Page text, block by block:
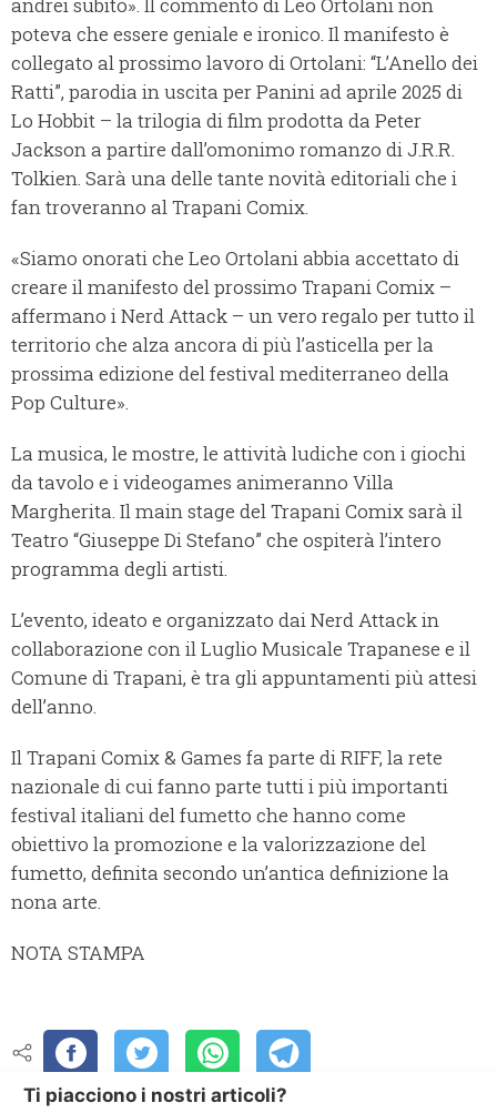
poteva che essere geniale e ironico. Il manifesto è
collegato al prossimo lavoro di Ortolani: “L’Anello dei
Ratti”, parodia in uscita per Panini ad aprile 2025 di
Lo Hobbit – la trilogia di film prodotta da Peter
Jackson a partire dall’omonimo romanzo di J.R.R.
Tolkien. Sarà una delle tante novità editoriali che i
fan troveranno al Trapani Comix.
«Siamo onorati che Leo Ortolani abbia accettato di
creare il manifesto del prossimo Trapani Comix –
affermano i Nerd Attack – un vero regalo per tutto il
territorio che alza ancora di più l’asticella per la
prossima edizione del festival mediterraneo della
Pop Culture».
La musica, le mostre, le attività ludiche con i giochi
da tavolo e i videogames animeranno Villa
Margherita. Il main stage del Trapani Comix sarà il
Teatro “Giuseppe Di Stefano” che ospiterà l’intero
programma degli artisti.
L’evento, ideato e organizzato dai Nerd Attack in
collaborazione con il Luglio Musicale Trapanese e il
Comune di Trapani, è tra gli appuntamenti più attesi
dell’anno.
Il Trapani Comix & Games fa parte di RIFF, la rete
nazionale di cui fanno parte tutti i più importanti
festival italiani del fumetto che hanno come
obiettivo la promozione e la valorizzazione del
fumetto, definita secondo un’antica definizione la
nona arte.
NOTA STAMPA
Ti piacciono i nostri articoli?